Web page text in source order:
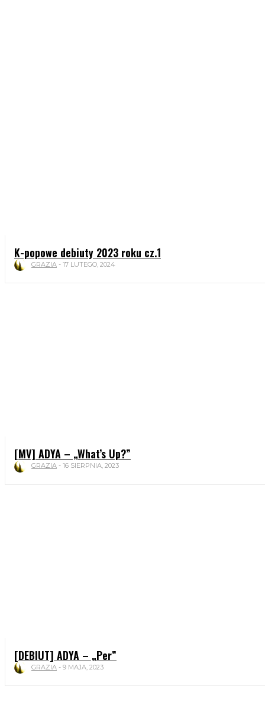
K-popowe debiuty 2023 roku cz.1
GRAZIA - 17 LUTEGO, 2024
[MV] ADYA – „What’s Up?”
GRAZIA - 16 SIERPNIA, 2023
[DEBIUT] ADYA – „Per”
GRAZIA - 9 MAJA, 2023